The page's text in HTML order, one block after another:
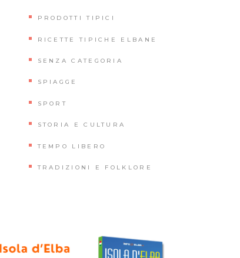
PRODOTTI TIPICI
RICETTE TIPICHE ELBANE
SENZA CATEGORIA
SPIAGGE
SPORT
STORIA E CULTURA
TEMPO LIBERO
TRADIZIONI E FOLKLORE